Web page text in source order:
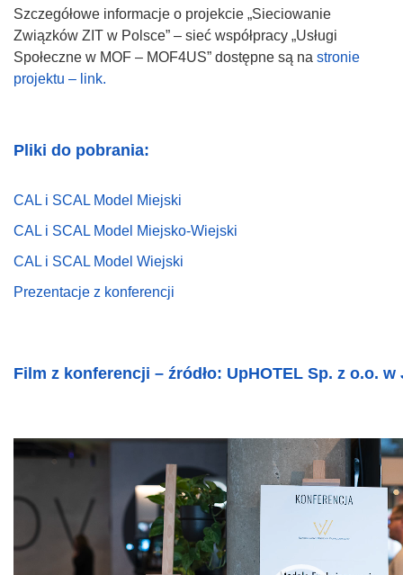
Szczegółowe informacje o projekcie „Sieciowanie
Związków ZIT w Polsce” – sieć współpracy „Usługi
Społeczne w MOF – MOF4US” dostępne są na stronie
projektu – link.
Pliki do pobrania:
CAL i SCAL Model Miejski
CAL i SCAL Model Miejsko-Wiejski
CAL i SCAL Model Wiejski
Prezentacje z konferencji
Film z konferencji – źródło: UpHOTEL Sp. z o.o.
Odtwarzacz